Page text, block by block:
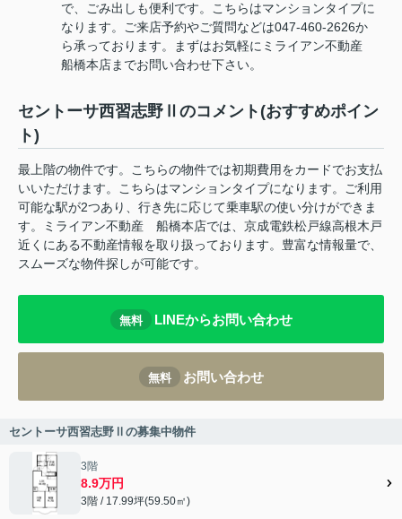
で、ごみ出しも便利です。こちらはマンションタイプに
なります。ご来店予約やご質問などは047-460-2626か
ら承っております。まずはお気軽にミライアン不動産
船橋本店までお問い合わせ下さい。
セントーサ西習志野Ⅱのコメント(おすすめポイン
ト)
最上階の物件です。こちらの物件では初期費用をカードでお支払
いいただけます。こちらはマンションタイプになります。ご利用
可能な駅が2つあり、行き先に応じて乗車駅の使い分けができま
す。ミライアン不動産 船橋本店では、京成電鉄松戸線高根木戸
近くにある不動産情報を取り扱っております。豊富な情報量で、
スムーズな物件探しが可能です。
無料 LINEからお問い合わせ
無料 お問い合わせ
セントーサ西習志野Ⅱの募集中物件
3階
8.9万円
3階 / 17.99坪(59.50㎡)